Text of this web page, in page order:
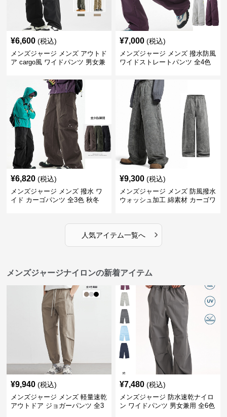
¥6,600 (税込)
メンズジャージ メンズ アウトド
ア cargo風 ワイドパンツ 男女兼
¥7,000 (税込)
メンズジャージ メンズ 撥水防風
ワイドストレートパンツ 全4色
¥6,820 (税込)
メンズジャージ メンズ 撥水 ワ
イド カーゴパンツ 全3色 秋冬
¥9,300 (税込)
メンズジャージ メンズ 防風撥水
ウォッシュ加工 綿素材 カーゴワ
人気アイテム一覧へ ›
メンズジャージナイロンの新着アイテム
¥9,940 (税込)
メンズジャージ メンズ 軽量速乾
アウトドア ジョガーパンツ 全3
¥7,480 (税込)
メンズジャージ 防水速乾ナイロ
ン ワイドパンツ 男女兼用 全6色